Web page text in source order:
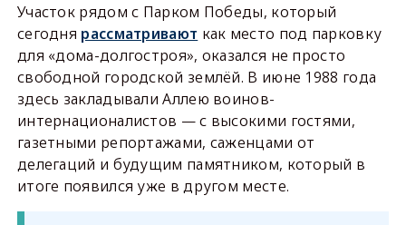
Участок рядом с Парком Победы, который
сегодня рассматривают как место под парковку
для «дома-долгостроя», оказался не просто
свободной городской землёй. В июне 1988 года
здесь закладывали Аллею воинов-
интернационалистов — с высокими гостями,
газетными репортажами, саженцами от
делегаций и будущим памятником, который в
итоге появился уже в другом месте.